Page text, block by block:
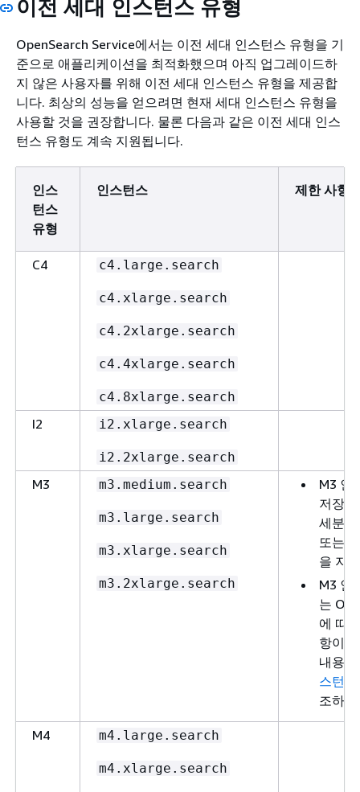
이전 세대 인스턴스 유형
OpenSearch Service에서는 이전 세대 인스턴스 유형을 기
준으로 애플리케이션을 최적화했으며 아직 업그레이드하
지 않은 사용자를 위해 이전 세대 인스턴스 유형을 제공합
니다. 최상의 성능을 얻으려면 현재 세대 인스턴스 유형을
사용할 것을 권장합니다. 물론 다음과 같은 이전 세대 인스
턴스 유형도 계속 지원됩니다.
인스
턴스
유형
인스턴스 제한 사항
C4 c4.large.search
c4.xlarge.search
c4.2xlarge.search
c4.4xlarge.search
c4.8xlarge.search
I2 i2.xlarge.search
i2.2xlarge.search
M3 m3.medium.search
m3.large.search
m3.xlarge.search
m3.2xlarge.search
M3 인
저장
세분
또는
을 지
M3 인
는
에 따
항이
내용은
스턴
조하
M4 m4.large.search
m4.xlarge.search